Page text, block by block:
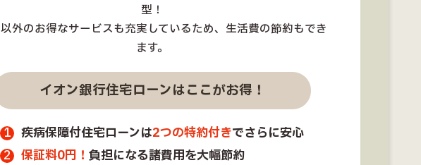
型！
外のお得なサービスも充実しているため、生活費の節約もでき
ます。
イオン銀行住宅ローンはここがお得！
疾病保障付住宅ローンは2つの特約付きでさらに安心
保証料0円！ 負担になる諸費用を大幅節約